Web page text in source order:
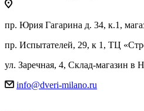
пр. Юрия Гагарина д. 34, к.1,
пр. Испытателей, 29, к 1, ТЦ
ул. Заречная, 4, Склад-магазин
info@dveri-milano.ru